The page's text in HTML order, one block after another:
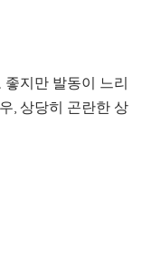
지만 발동이 느리
, 상당히 곤란한 상